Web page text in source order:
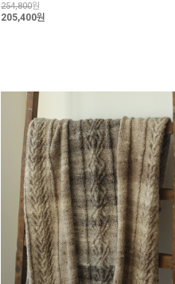
254,800원
205,400원